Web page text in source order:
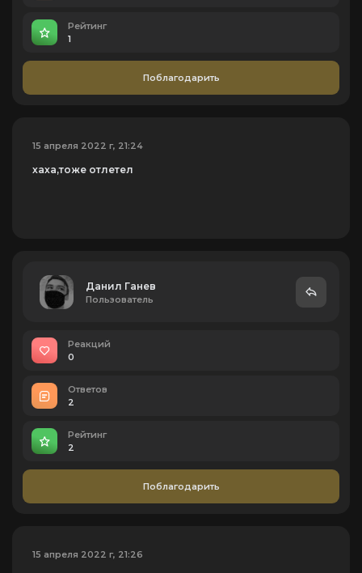
Рейтинг
1
Поблагодарить
15 апреля 2022 г, 21:24
хаха,тоже отлетел
Данил Ганев
Пользователь
Реакций
0
Ответов
2
Рейтинг
2
Поблагодарить
15 апреля 2022 г, 21:26